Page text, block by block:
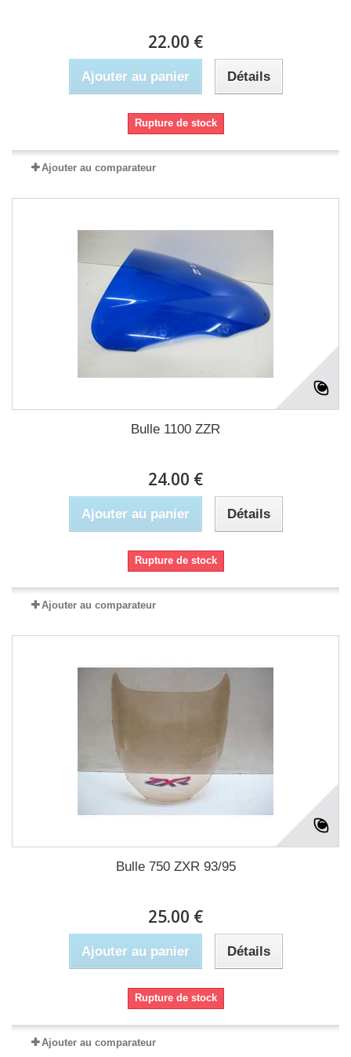
22.00 €
Ajouter au panier Détails
Rupture de stock
Ajouter au comparateur
Bulle 1100 ZZR
24.00 €
Ajouter au panier Détails
Rupture de stock
Ajouter au comparateur
Bulle 750 ZXR 93/95
25.00 €
Ajouter au panier Détails
Rupture de stock
Ajouter au comparateur